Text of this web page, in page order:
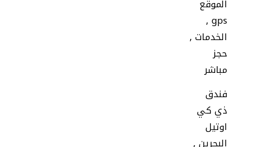
الموقع
gps ,
الخدمات ,
حجز
مباشر
فندق
ذي كي
اوتيل
البحرين ,